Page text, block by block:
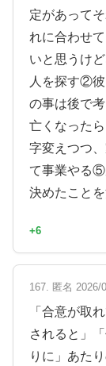
定があって
れに合わせ
いと思うけ
人を探す②
の事は後で
亡くなった
字変えつつ
て事業やる⑤
決めたこと
+6
167. 匿名 2026/
「合意が取
されると」
りに」あた